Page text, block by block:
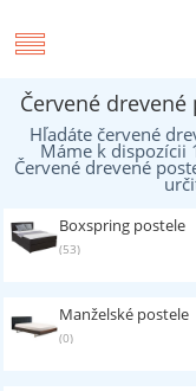
Červené
Hľadáte červené
Máme k dispozícii
Červené drevené
Boxspring postele
(53)
Manželské postele
(0)